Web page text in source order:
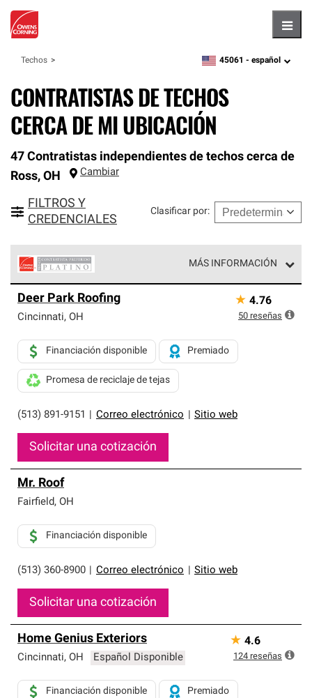
Techos zipcode, language
45061 - español
CONTRATISTAS DE TECHOS
CERCA DE MI UBICACIÓN
47 Contratistas independientes de techos cerca de
Ross, OH Cambiar
FILTROS Y
CREDENCIALES
Clasificar por:
MÁS INFORMACIÓN
Corning constituyen el nivel superior de nuestra red
exclusiva y cumplen con estándares estrictos de
Solo ellos pueden ofrecer nuestra mejor garantía de
sistemas de techos.
Deer Park Roofing
Cincinnati, OH
(513) 891-9151 Correo electrónico Sitio web
Financiación disponible Premiado
Promesa de reciclaje de tejas
Solicitar una cotización
★ 4.76
50 reseñas
Mr. Roof
Fairfield, OH
(513) 360-8900 Correo electrónico Sitio web
Financiación disponible
Solicitar una cotización
Home Genius Exteriors
Cincinnati, OH Español Disponible
Financiación disponible Premiado
★ 4.6
124 reseñas